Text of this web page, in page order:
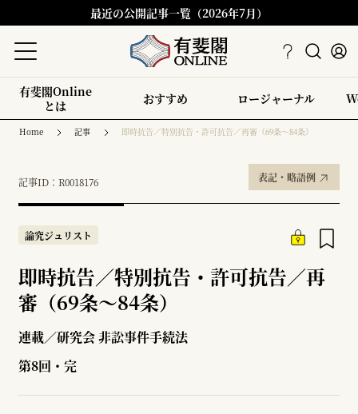
最近の公開記事一覧（2026年7月）
有斐閣Online
とは
おすすめ ロージャーナル
Home 記事 即時抗告／特別抗告・許可抗告／再審（69条～84条）
記事ID：R0018176 表記・略語例
論究ジュリスト
即時抗告／特別抗告・許可抗告／再
審（69条～84条）
連載／研究会 非訟事件手続法
第8回・完